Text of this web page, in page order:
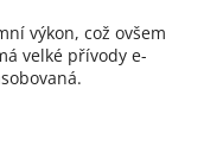
výkon, což ovšem
velké přívody e-